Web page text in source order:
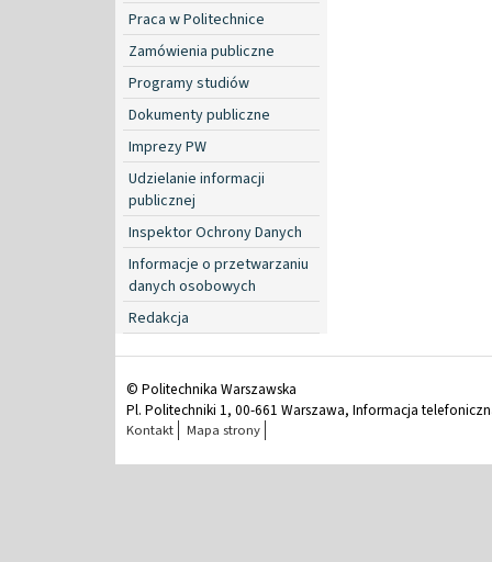
Praca w Politechnice
Zamówienia publiczne
Programy studiów
Dokumenty publiczne
Imprezy PW
Udzielanie informacji
publicznej
Inspektor Ochrony Danych
Informacje o przetwarzaniu
danych osobowych
Redakcja
© Politechnika Warszawska
Pl. Politechniki 1, 00-661 Warszawa, Informacja
Kontakt Mapa strony